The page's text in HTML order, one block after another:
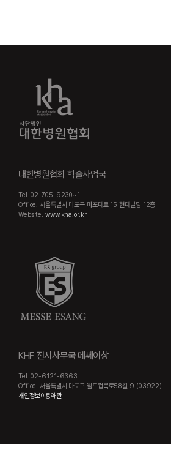
대한병원협회 학술사업국
Tel. 02-705-9230~1
Office. 서울특별시 마포구 마포대로 15 현대빌딩 12층
Website.www.kha.or.kr
KHF 전시사무국 메쎄이상
Tel. 02-6121-6363
Office. 서울특별시 마포구 월드컵북로58길 9 (03922)
개인정보이용약관